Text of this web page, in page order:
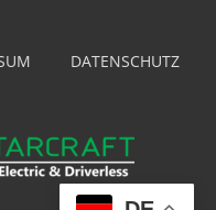
DATENSCHUTZ